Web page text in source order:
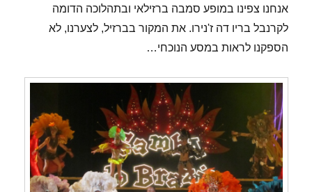
אנחנו צפינו במופע סמבה ברזילאי ובתהלוכה הדומה
לקרנבל בריו דה ז'נירו. את המקור בברזיל, לצערנו, לא
הספקנו לראות במסע הנוכחי…